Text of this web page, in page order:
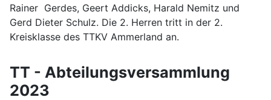
Rainer Gerdes, Geert Addicks, Harald Nemitz und
Gerd Dieter Schulz. Die 2. Herren tritt in der 2.
Kreisklasse des TTKV Ammerland an.
TT - Abteilungsversammlung
2023